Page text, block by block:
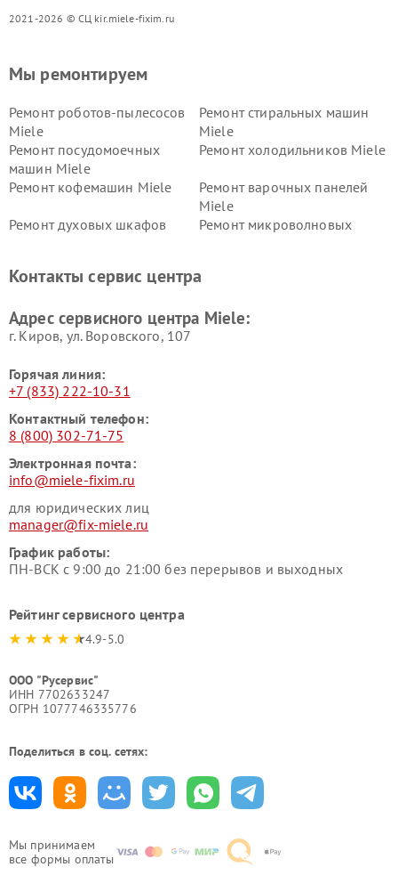
2021-2026 © СЦ kir.miele-fixim.ru
Мы принимаем
все формы оплаты
Мы ремонтируем
Ремонт роботов-пылесосов
Miele
Ремонт стиральных машин
Miele
Ремонт посудомоечных
машин Miele
Ремонт холодильников Miele
Ремонт кофемашин Miele
Ремонт варочных панелей
Miele
Ремонт духовых шкафов
Ремонт микроволновых
Miele
Miele
пылесосов Miele
Контакты сервис центра
Адрес сервисного центра Miele:
г. Киров, ул. Воровского, 107
Горячая линия:
+7 (833) 222-10-31
Контактный телефон:
8 (800) 302-71-75
Электронная почта:
info@miele-fixim.ru
для юридических лиц
manager@fix-miele.ru
График работы:
ПН-ВСК с 9:00 до 21:00 без перерывов и выходных
Рейтинг сервисного центра
4.9-5.0
ООО "Русервис"
ИНН 7702633247
ОГРН 1077746335776
Поделиться в соц. сетях: